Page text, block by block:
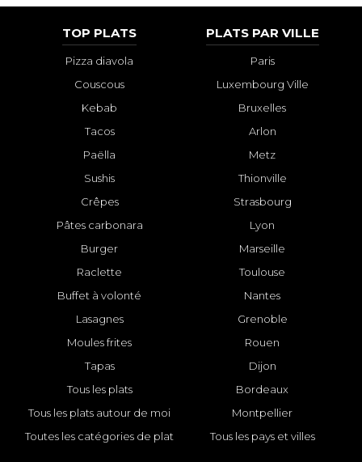
TOP PLATS
Pizza diavola
Couscous
Kebab
Tacos
Paëlla
Sushis
Crêpes
Pâtes carbonara
Burger
Raclette
Buffet à volonté
Lasagnes
Moules frites
Tapas
Tous les plats
Tous les plats autour de moi
Toutes les catégories de plat
PLATS PAR VILLE
Paris
Luxembourg Ville
Bruxelles
Arlon
Metz
Thionville
Strasbourg
Lyon
Marseille
Toulouse
Nantes
Grenoble
Rouen
Dijon
Bordeaux
Montpellier
Tous les pays et villes